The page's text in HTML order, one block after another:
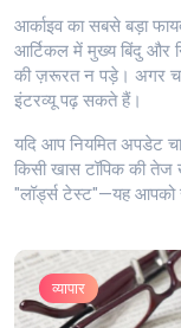
आर्काइव का सबसे बड़ा
आर्टिकल में मुख्य बिंदु और
की ज़रूरत न पड़े। अगर
इंटरव्यू पढ़ सकते हैं।
यदि आप नियमित अपडेट
किसी खास टॉपिक की तेज
"लॉर्ड्स टेस्ट"—यह आपको
व्यापार